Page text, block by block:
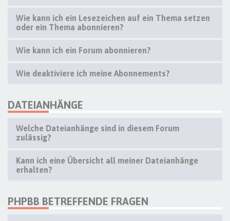
Wie kann ich ein Lesezeichen auf ein Thema setzen
oder ein Thema abonnieren?
Wie kann ich ein Forum abonnieren?
Wie deaktiviere ich meine Abonnements?
DATEIANHÄNGE
Welche Dateianhänge sind in diesem Forum
zulässig?
Kann ich eine Übersicht all meiner Dateianhänge
erhalten?
PHPBB BETREFFENDE FRAGEN